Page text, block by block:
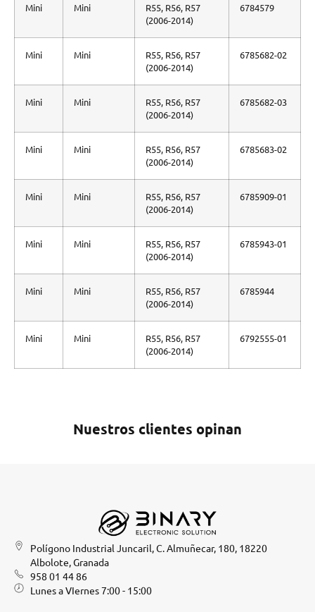
Mini Mini
R55, R56, R57
(2006-2014)
6784579
Mini Mini
R55, R56, R57
(2006-2014)
6785682-02
Mini Mini
R55, R56, R57
(2006-2014)
6785682-03
Mini Mini
R55, R56, R57
(2006-2014)
6785683-02
Mini Mini
R55, R56, R57
(2006-2014)
6785909-01
Mini Mini
R55, R56, R57
(2006-2014)
6785943-01
Mini Mini
R55, R56, R57
(2006-2014)
6785944
Mini Mini
R55, R56, R57
(2006-2014)
6792555-01
Nuestros clientes opinan
Polígono Industrial Juncaril, C. Almuñecar, 180, 18220
Albolote, Granada
958 01 44 86
Lunes a VIernes 7:00 - 15:00